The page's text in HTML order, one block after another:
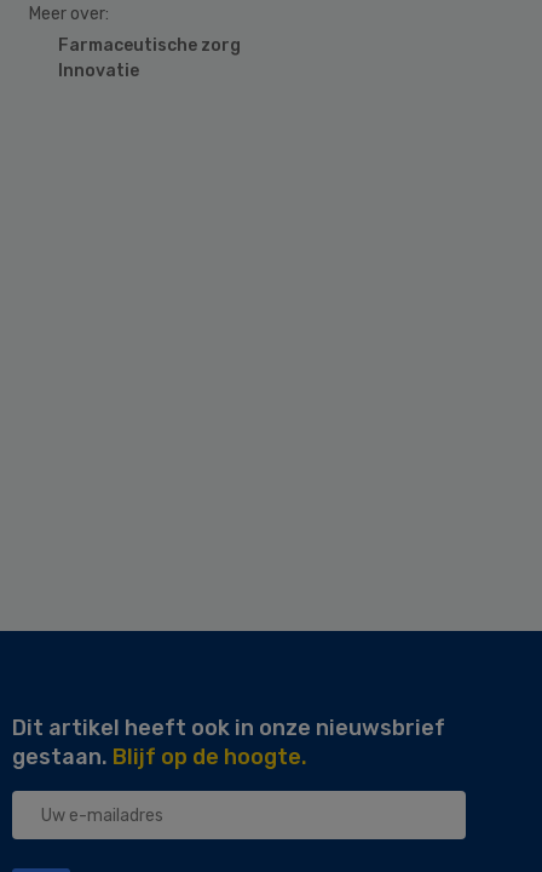
Meer over:
Farmaceutische zorg
Innovatie
Dit artikel heeft ook in onze nieuwsbrief
gestaan. Blijf op de hoogte.
Uw